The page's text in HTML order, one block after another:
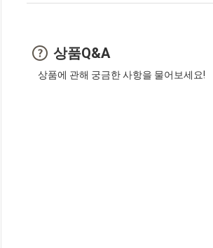
상품Q&A
상품에 관해 궁금한 사항을 물어보세요!